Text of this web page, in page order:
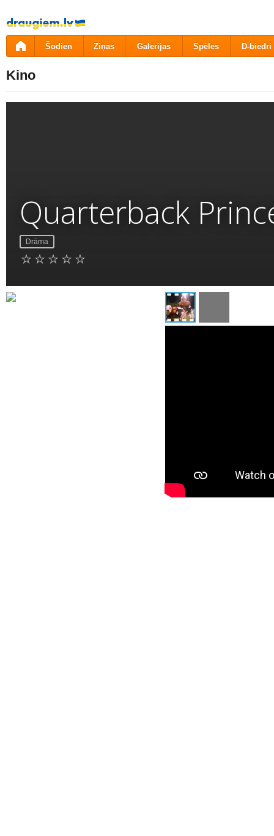
Pāriet
uz
saturu
Šodien Ziņas Galerijas Spēles D-biedri
Kino
Quarterback
Drāma